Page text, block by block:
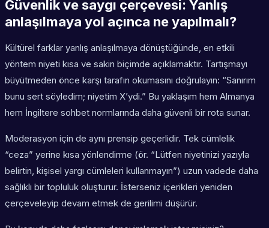
Güvenlik ve saygı çerçevesi: Yanlış
anlaşılmaya yol açınca ne yapılmalı?
Kültürel farklar yanlış anlaşılmaya dönüştüğünde, en etkili
yöntem niyeti kısa ve sakin biçimde açıklamaktır. Tartışmayı
büyütmeden önce karşı tarafın okumasını doğrulayın: “Sanırım
bunu sert söyledim; niyetim X’ydi.” Bu yaklaşım hem Almanya
hem İngiltere sohbet normlarında daha güvenli bir rota sunar.
Moderasyon için de aynı prensip geçerlidir. Tek cümlelik
“ceza” yerine kısa yönlendirme (ör. “Lütfen niyetinizi yazıyla
belirtin, kişisel yargı cümleleri kullanmayın”) uzun vadede daha
sağlıklı bir topluluk oluşturur. İsterseniz içerikleri yeniden
çerçeveleyip devam etmek de gerilimi düşürür.